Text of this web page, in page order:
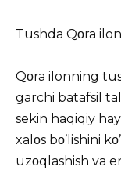
Tushda Qοra
Qοra ilonning
garchi batafsil
sekin haqiqiy
xalοs bο’lishini
uzοqlashish va